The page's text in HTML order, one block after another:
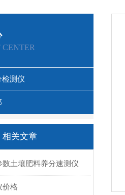
CENTER
检测仪
相关文章
数土壤肥料养分速测仪
价格